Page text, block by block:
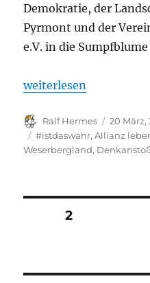
Demokratie, der
Pyrmont und der
e.V. in die
„150 Gäste beim
weiterlesen
Autor
Ralf Hermes
am
20 März,
Schlagwörter
#istdaswahr,Allianz
Weserbergland,
SEITE2